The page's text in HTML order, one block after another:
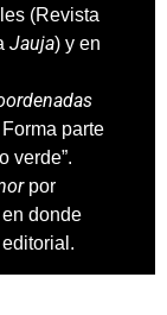
(Revista
Jauja) y en
parte
verde”.
por
donde